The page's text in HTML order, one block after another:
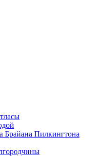
Брайана Пилкингтона